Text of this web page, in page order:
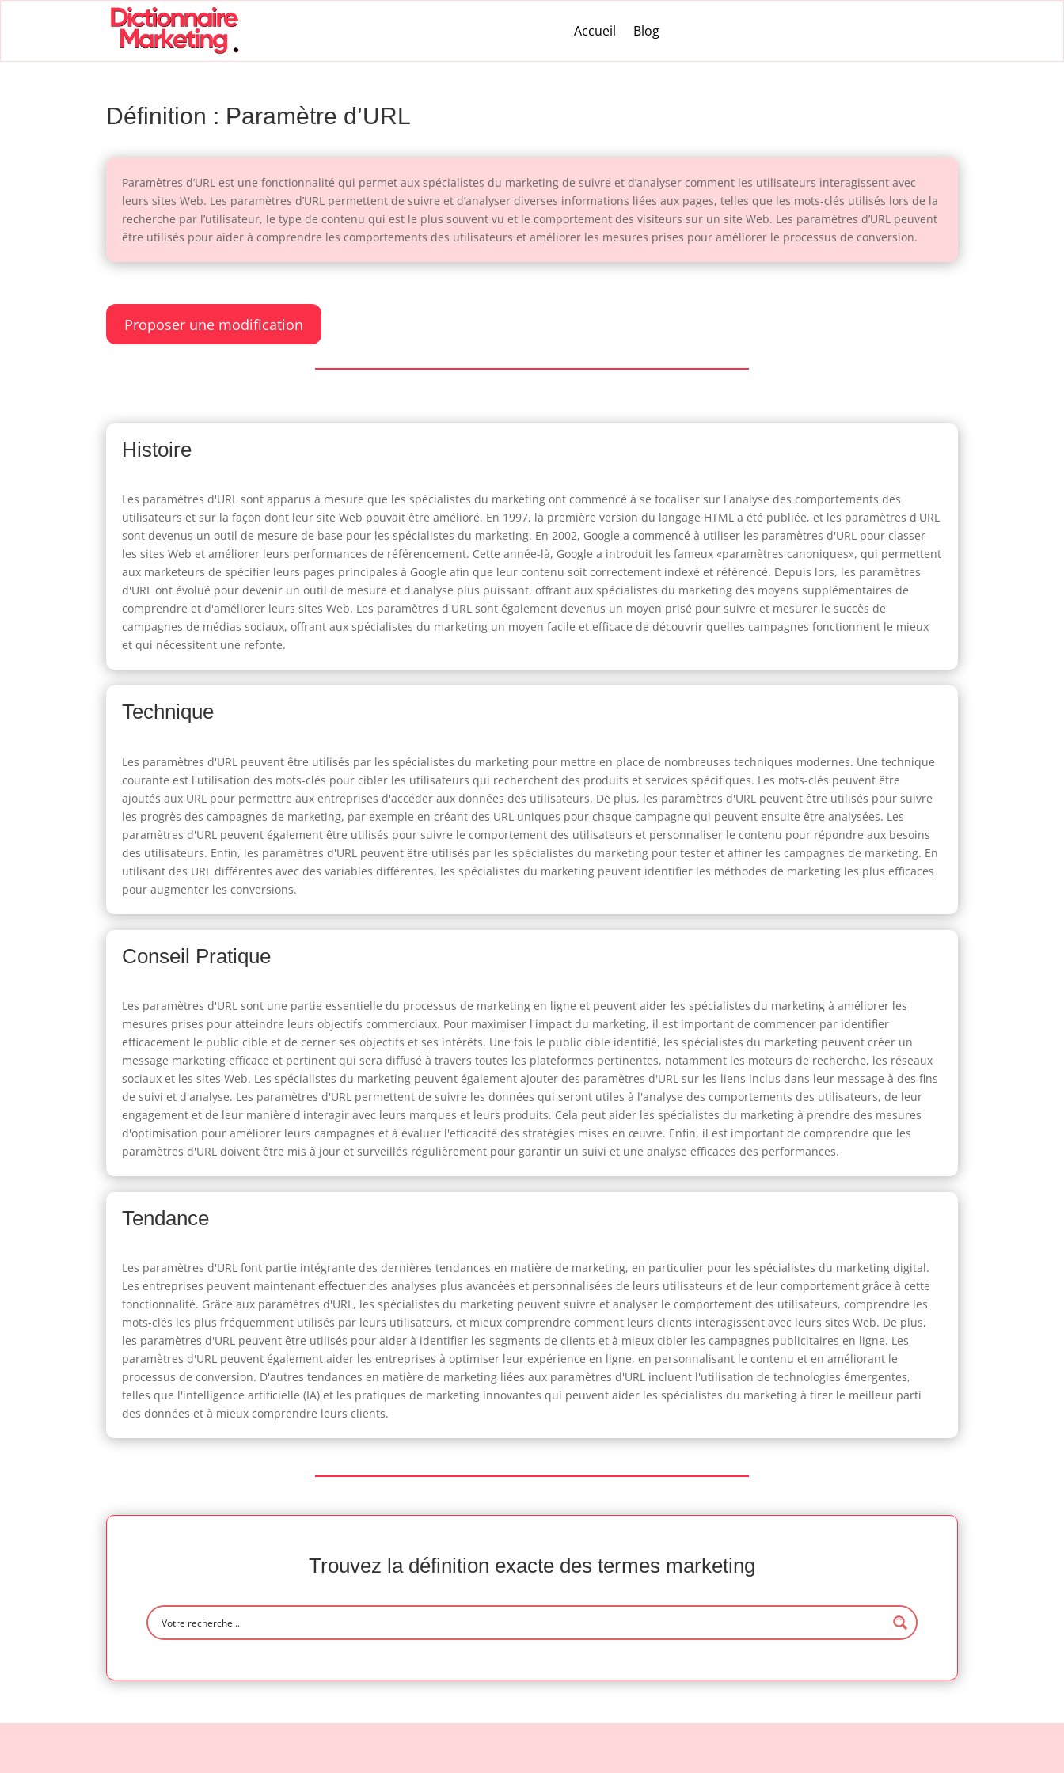
Accueil Blog
Définition : Paramètre d’URL
Paramètres d’URL est une fonctionnalité qui permet aux spécialistes du marketing de suivre et d’analyser comment les utilisateurs interagissent avec
leurs sites Web. Les paramètres d’URL permettent de suivre et d’analyser diverses informations liées aux pages, telles que les mots-clés utilisés lors de la
recherche par l’utilisateur, le type de contenu qui est le plus souvent vu et le comportement des visiteurs sur un site Web. Les paramètres d’URL peuvent
être utilisés pour aider à comprendre les comportements des utilisateurs et améliorer les mesures prises pour améliorer le processus de conversion.
Proposer une modification
Histoire
Les paramètres d'URL sont apparus à mesure que les spécialistes du marketing ont commencé à se focaliser sur l'analyse des comportements des
utilisateurs et sur la façon dont leur site Web pouvait être amélioré. En 1997, la première version du langage HTML a été publiée, et les paramètres d'URL
sont devenus un outil de mesure de base pour les spécialistes du marketing. En 2002, Google a commencé à utiliser les paramètres d'URL pour classer
les sites Web et améliorer leurs performances de référencement. Cette année-là, Google a introduit les fameux «paramètres canoniques», qui permettent
aux marketeurs de spécifier leurs pages principales à Google afin que leur contenu soit correctement indexé et référencé. Depuis lors, les paramètres
d'URL ont évolué pour devenir un outil de mesure et d'analyse plus puissant, offrant aux spécialistes du marketing des moyens supplémentaires de
comprendre et d'améliorer leurs sites Web. Les paramètres d'URL sont également devenus un moyen prisé pour suivre et mesurer le succès de
campagnes de médias sociaux, offrant aux spécialistes du marketing un moyen facile et efficace de découvrir quelles campagnes fonctionnent le mieux
et qui nécessitent une refonte.
Technique
Les paramètres d'URL peuvent être utilisés par les spécialistes du marketing pour mettre en place de nombreuses techniques modernes. Une technique
courante est l'utilisation des mots-clés pour cibler les utilisateurs qui recherchent des produits et services spécifiques. Les mots-clés peuvent être
ajoutés aux URL pour permettre aux entreprises d'accéder aux données des utilisateurs. De plus, les paramètres d'URL peuvent être utilisés pour suivre
les progrès des campagnes de marketing, par exemple en créant des URL uniques pour chaque campagne qui peuvent ensuite être analysées. Les
paramètres d'URL peuvent également être utilisés pour suivre le comportement des utilisateurs et personnaliser le contenu pour répondre aux besoins
des utilisateurs. Enfin, les paramètres d'URL peuvent être utilisés par les spécialistes du marketing pour tester et affiner les campagnes de marketing. En
utilisant des URL différentes avec des variables différentes, les spécialistes du marketing peuvent identifier les méthodes de marketing les plus efficaces
pour augmenter les conversions.
Conseil Pratique
Les paramètres d'URL sont une partie essentielle du processus de marketing en ligne et peuvent aider les spécialistes du marketing à améliorer les
mesures prises pour atteindre leurs objectifs commerciaux. Pour maximiser l'impact du marketing, il est important de commencer par identifier
efficacement le public cible et de cerner ses objectifs et ses intérêts. Une fois le public cible identifié, les spécialistes du marketing peuvent créer un
message marketing efficace et pertinent qui sera diffusé à travers toutes les plateformes pertinentes, notamment les moteurs de recherche, les réseaux
sociaux et les sites Web. Les spécialistes du marketing peuvent également ajouter des paramètres d'URL sur les liens inclus dans leur message à des fins
de suivi et d'analyse. Les paramètres d'URL permettent de suivre les données qui seront utiles à l'analyse des comportements des utilisateurs, de leur
engagement et de leur manière d'interagir avec leurs marques et leurs produits. Cela peut aider les spécialistes du marketing à prendre des mesures
d'optimisation pour améliorer leurs campagnes et à évaluer l'efficacité des stratégies mises en œuvre. Enfin, il est important de comprendre que les
paramètres d'URL doivent être mis à jour et surveillés régulièrement pour garantir un suivi et une analyse efficaces des performances.
Tendance
Les paramètres d'URL font partie intégrante des dernières tendances en matière de marketing, en particulier pour les spécialistes du marketing digital.
Les entreprises peuvent maintenant effectuer des analyses plus avancées et personnalisées de leurs utilisateurs et de leur comportement grâce à cette
fonctionnalité. Grâce aux paramètres d'URL, les spécialistes du marketing peuvent suivre et analyser le comportement des utilisateurs, comprendre les
mots-clés les plus fréquemment utilisés par leurs utilisateurs, et mieux comprendre comment leurs clients interagissent avec leurs sites Web. De plus,
les paramètres d'URL peuvent être utilisés pour aider à identifier les segments de clients et à mieux cibler les campagnes publicitaires en ligne. Les
paramètres d'URL peuvent également aider les entreprises à optimiser leur expérience en ligne, en personnalisant le contenu et en améliorant le
processus de conversion. D'autres tendances en matière de marketing liées aux paramètres d'URL incluent l'utilisation de technologies émergentes,
telles que l'intelligence artificielle (IA) et les pratiques de marketing innovantes qui peuvent aider les spécialistes du marketing à tirer le meilleur parti
des données et à mieux comprendre leurs clients.
Trouvez la définition exacte des termes marketing